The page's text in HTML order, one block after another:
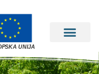
UNIJA